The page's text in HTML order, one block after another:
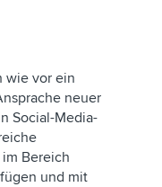
wie vor ein
neuer
Social-Media-
Bereich
und mit